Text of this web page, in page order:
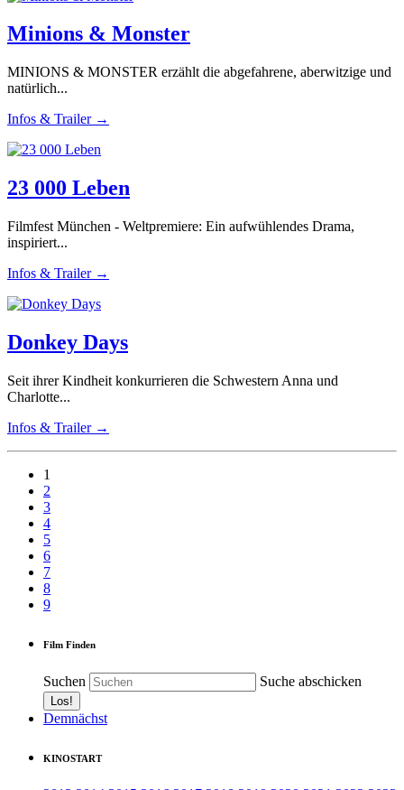
Minions & Monster
MINIONS & MONSTER erzählt die abgefahrene, aberwitzige und
natürlich...
Infos & Trailer →
23 000 Leben
Filmfest München - Weltpremiere: Ein aufwühlendes Drama,
inspiriert...
Infos & Trailer →
Donkey Days
Seit ihrer Kindheit konkurrieren die Schwestern Anna und
Charlotte...
Infos & Trailer →
1
2
3
4
5
6
7
8
9
Film Finden
Suchen Suche abschicken
Demnächst
KINOSTART